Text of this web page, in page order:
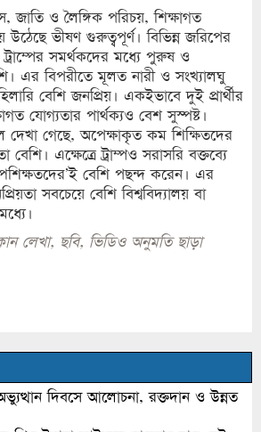
জাতি ও লৈঙ্গিক পরিচয়, শিক্ষাগত
ভীষণ গুরুত্বপূর্ণ। বিভিন্ন জরিপের
সমর্থকদের মধ্যে পুরুষ ও
এর বিপরীতে মূলত নারী ও সংখ্যালঘু
বেশি জনপ্রিয়। একইভাবে দুই প্রার্থীর
যোগ্যতার পার্থক্যও বেশ সুস্পষ্ট।
দেখা গেছে, অপেক্ষাকৃত কম শিক্ষিতদের
বেশি। এক্ষেত্রে ট্রাম্পও সরাসরি বক্তব্যে
বেশি পছন্দ করেন। এর
সবচেয়ে বেশি বিশ্ববিদ্যালয় বা
লেখা, ছবি, ভিডিও অনুমতি ছাড়া
দিবসে আলোচনা, রক্তদান ও উন্নত